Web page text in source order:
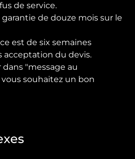
de service.
garantie de douze mois sur le
est de six semaines
acceptation du devis.
"message au
souhaitez un bon